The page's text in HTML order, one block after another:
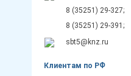
8 (35251) 29-327;
8 (35251) 29-391;
sbt5@knz.ru
Клиентам по РФ